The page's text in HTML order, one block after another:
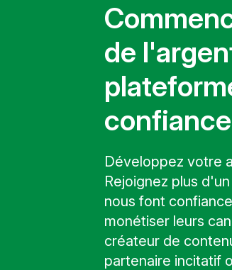
de
Développez votre
Rejoignez plus
nous font
monétiser leurs
créateur de
partenaire incitatif